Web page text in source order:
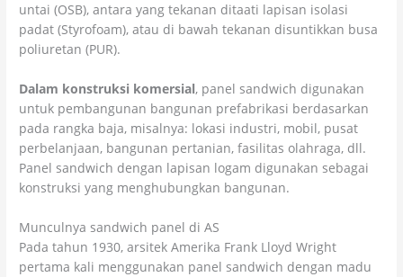
untai (OSB), antara yang tekanan ditaati lapisan isolasi
padat (Styrofoam), atau di bawah tekanan disuntikkan busa
poliuretan (PUR).
Dalam konstruksi komersial, panel sandwich digunakan
untuk pembangunan bangunan prefabrikasi berdasarkan
pada rangka baja, misalnya: lokasi industri, mobil, pusat
perbelanjaan, bangunan pertanian, fasilitas olahraga, dll.
Panel sandwich dengan lapisan logam digunakan sebagai
konstruksi yang menghubungkan bangunan.
Munculnya sandwich panel di AS
Pada tahun 1930, arsitek Amerika Frank Lloyd Wright
pertama kali menggunakan panel sandwich dengan madu